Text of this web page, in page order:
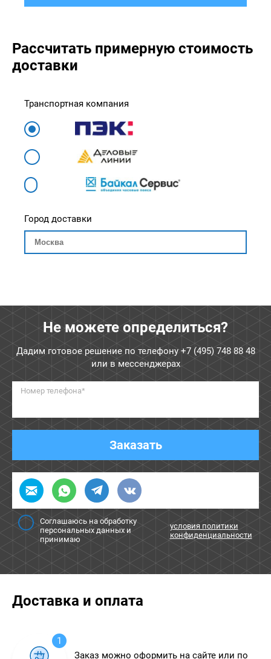
Рассчитать примерную стоимость
доставки
Транспортная компания
Город доставки
Не можете определиться?
Дадим готовое решение по телефону +7 (495) 748 88 48
или в мессенджерах
Номер телефона*
Заказать
Соглашаюсь на обработку
персональных данных и
принимаю
условия политики
конфиденциальности
Доставка и оплата
1
Заказ можно оформить на сайте или по